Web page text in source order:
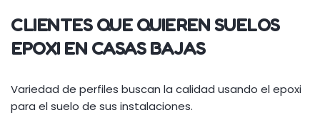
CLIENTES QUE QUIEREN SUELOS
EPOXI EN CASAS BAJAS
Variedad de perfiles buscan la calidad usando el epoxi
para el suelo de sus instalaciones.